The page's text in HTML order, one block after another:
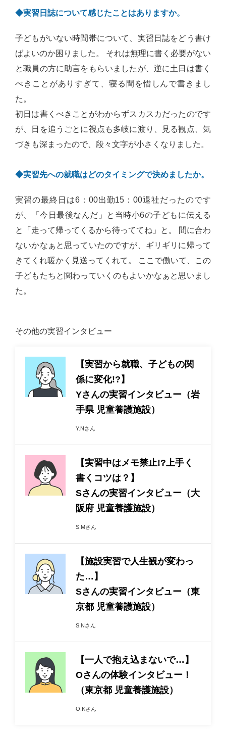
◆実習日誌について感じたことはありますか。
子どもがいない時間帯について、実習日誌をどう書け
ばよいのか困りました。 それは無理に書く必要がない
と職員の方に助言をもらいましたが、逆に土日は書く
べきことがありすぎて、寝る間を惜しんで書きまし
た。
初日は書くべきことがわからずスカスカだったのです
が、日を追うごとに視点も多岐に渡り、見る観点、気
づきも深まったので、段々文字が小さくなりました。
◆実習先への就職はどのタイミングで決めましたか。
実習の最終日は6：00出勤15：00退社だったのです
が、「今日最後なんだ」と当時小6の子どもに伝える
と「走って帰ってくるから待っててね」と。 間に合わ
ないかなぁと思っていたのですが、ギリギリに帰って
きてくれ暖かく見送ってくれて。 ここで働いて、この
子どもたちと関わっていくのもよいかなぁと思いまし
た。
その他の実習インタビュー
【実習から就職、子どもの関
係に変化!?】
Yさんの実習インタビュー（岩
手県 児童養護施設）
Y.Nさん
【実習中はメモ禁止!?上手く
書くコツは？】
Sさんの実習インタビュー（大
阪府 児童養護施設）
S.Mさん
【施設実習で人生観が変わっ
た…】
Sさんの実習インタビュー（東
京都 児童養護施設）
S.Nさん
【一人で抱え込まないで…】
Oさんの体験インタビュー！
（東京都 児童養護施設）
O.Kさん